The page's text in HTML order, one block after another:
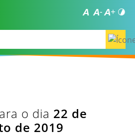
o dia 22 de
de 2019